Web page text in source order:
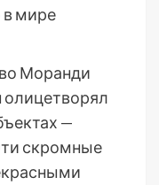
в мире
Моранди
олицетворял
—
скромные